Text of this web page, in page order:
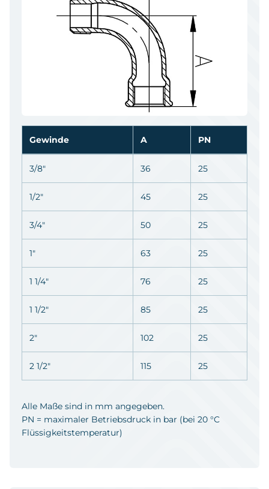
Gewinde A PN
3/8" 36 25
1/2" 45 25
3/4" 50 25
1" 63 25
1 1/4" 76 25
1 1/2" 85 25
2" 102 25
2 1/2" 115 25
Alle Maße sind in mm angegeben.
PN = maximaler Betriebsdruck in bar (bei 20 °C
Flüssigkeitstemperatur)